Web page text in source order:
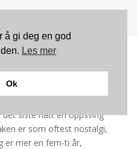
& watch
|Hovedsak
siste hatt en oppsving
er som oftest nostalgi,
er mer en fem-ti år,
å gi deg en god
Les mer
Ok